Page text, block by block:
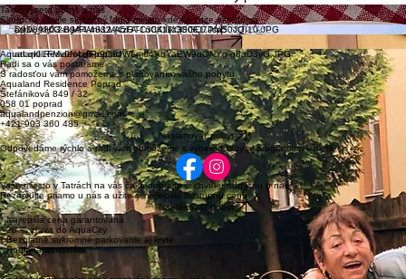
Zdieľať svoju skúsenosť
Rezervovať pobyt
Takto vyzerá pobyt u nás
Skutočné chvíle skutočný ľudia miesto kde sa cítite ako doma
Hostia k nám nechodia len bývať vracajú sa pre ten pocit
Zažit tento pocit
Aqualand Residence Poprad
Radi sa o vás postaráme
S radosťou vám pomožeme s plánovaním vášho pobytu
Aqualand Residence Poprad
Štefániková 849 / 32
058 01 poprad
aqualandpenzion@gmail.com
+421 903 360 485
Naplánovať pobyt
Odpovedáme rýchlo a radi vám pomôžeme s výberom izby aj programom v okolí
Vaše miesto v Tatrách na vás čaká doprajte si chvíľku oddychu u nás
Rezervujte priamo u nás a užite si najlepšiu dostupnú cenu
Naplánovať pobyt
* Najlepšia cena garantovaná
* 20 % zľava do AquaCity
* Bezplatné súkromné parkovanie aj kryté
* Rodinná atmosféra